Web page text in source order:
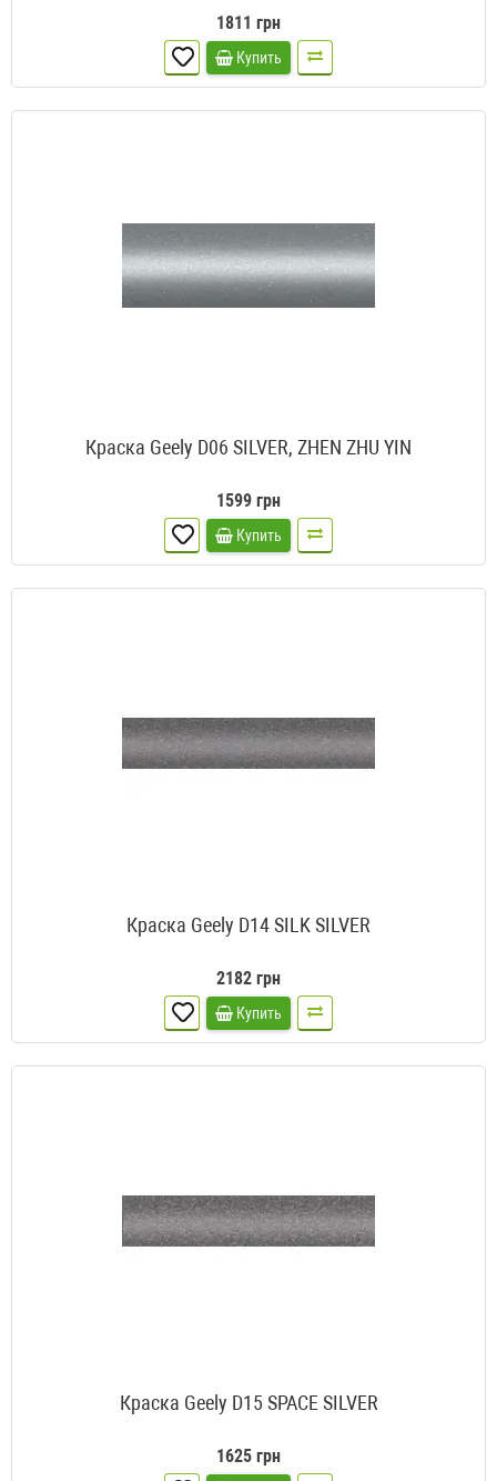
1811 грн
Купить
Краска Geely D06 SILVER, ZHEN ZHU YIN
1599 грн
Купить
Краска Geely D14 SILK SILVER
2182 грн
Купить
Краска Geely D15 SPACE SILVER
1625 грн